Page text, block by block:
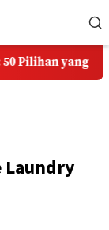
yang Penuh
Laundry